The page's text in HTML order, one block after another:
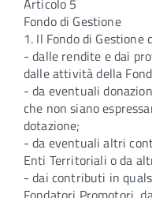
Articolo 5
Fondo di Gestione
1. Il Fondo di
- dalle rendite e dai
dalle attività della
- da eventuali
che non siano
dotazione;
- da eventuali altri
Enti Territoriali o da
- dai contributi in